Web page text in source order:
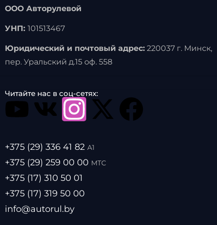
ООО Авторулевой
УНП: 101513467
Юридический и почтовый адрес:220037 г. Минск,
пер. Уральский д.15 оф. 558
Читайте нас в соц-сетях:
+375 (29) 336 41 82 А1
+375 (29) 259 00 00 МТС
+375 (17) 310 50 01
+375 (17) 319 50 00
info@autorul.by